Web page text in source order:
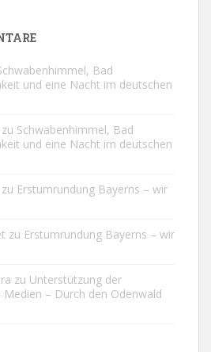
Bad
und eine Nacht im deutschen
zu Schwabenhimmel, Bad
und eine Nacht im deutschen
zu Erstumrundung Bayerns – wir
zu Erstumrundung Bayerns – wir
zu Unterstützung der
– Durch den Odenwald